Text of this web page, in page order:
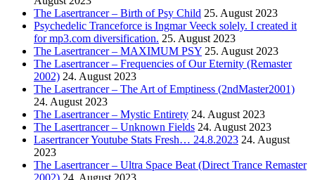
The Lasertrancer – Birth of Psy Child 25. August 2023
Psychedelic Tranceforce is Ingmar Veeck solely. I created it
for mp3.com diversification. 25. August 2023
The Lasertrancer – MAXIMUM PSY 25. August 2023
The Lasertrancer – Frequencies of Our Eternity (Remaster
2002) 24. August 2023
The Lasertrancer – The Art of Emptiness (2ndMaster2001)
24. August 2023
The Lasertrancer – Mystic Entirety 24. August 2023
The Lasertrancer – Unknown Fields 24. August 2023
Lasertrancer Youtube Stats Fresh… 24.8.2023 24. August
2023
The Lasertrancer – Ultra Space Beat (Direct Trance Remaster